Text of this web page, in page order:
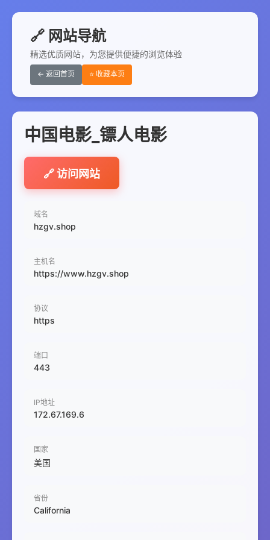
🔗 网站导航
精选优质网站，为您提供便捷的浏览体验
← 返回首页 ⭐ 收藏本页
中国电影_镖人电影
🔗 访问网站
域名
hzgv.shop
主机名
https://www.hzgv.shop
协议
https
端口
443
IP地址
172.67.169.6
国家
美国
省份
California